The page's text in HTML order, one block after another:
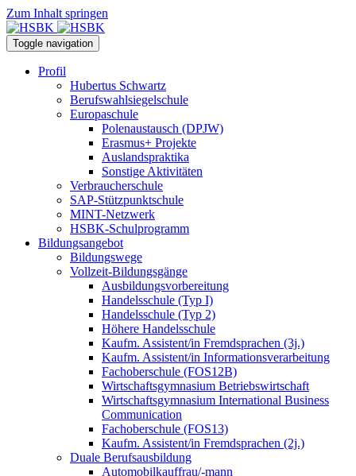
Zum Inhalt springen
Toggle navigation
Profil
Hubertus Schwartz
Berufswahlsiegelschule
Europaschule
Polenaustausch (DPJW)
Erasmus+ Projekte
Auslandspraktika
Sonstige Aktivitäten
Verbraucherschule
SAP-Stützpunktschule
MINT-Netzwerk
HSBK-Schulprogramm
Bildungsangebot
Bildungswege
Vollzeit-Bildungsgänge
Ausbildungsvorbereitung
Handelsschule (Typ I)
Handelsschule (Typ 2)
Höhere Handelsschule
Kaufm. Assistent/in­ Fremdsprachen (3j.)
Kaufm. Assistent/in Informationsverarbeitung
Fachoberschule (FOS12B)
Wirtschaftsgymnasium Betriebswirtschaft
Wirtschaftsgymnasium International Business
Communication
Fachoberschule (FOS13)
Kaufm. Assistent/in Fremdsprachen (2j.)
Duale Berufsausbildung
Automobilkauffrau/-mann